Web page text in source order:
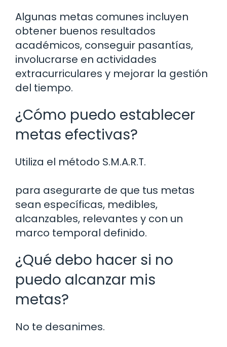
Algunas metas comunes incluyen
obtener buenos resultados
académicos, conseguir pasantías,
involucrarse en actividades
extracurriculares y mejorar la gestión
del tiempo.
¿Cómo puedo establecer
metas efectivas?
Utiliza el método S.M.A.R.T.
para asegurarte de que tus metas
sean específicas, medibles,
alcanzables, relevantes y con un
marco temporal definido.
¿Qué debo hacer si no
puedo alcanzar mis
metas?
No te desanimes.